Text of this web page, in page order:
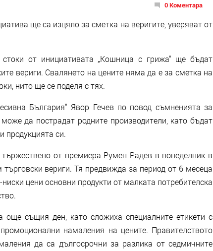
0 Коментара
ще са изцяло за сметка на веригите, уверяват от
от инициативата „Кошница с грижа“ ще бъдат
вериги. Свалянето на цените няма да е за сметка на
нито ще се поделя с тях.
България“ Явор Гечев по повод съмненията за
да пострадат родните производители, като бъдат
продукцията си.
от премиера Румен Радев в понеделник в
вериги. Тя предвижда за период от 6 месеца
цени основни продукти от малката потребителска
още същия ден, като сложиха специалните етикети с
намаления на цените. Правителството
да са дългосрочни за разлика от седмичните